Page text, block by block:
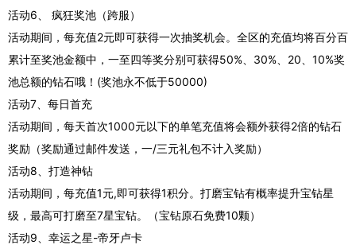
活动6、 疯狂奖池（跨服）
活动期间，每充值2元即可获得一次抽奖机会。全区的充值均将百分百
累计至奖池金额中，一至四等奖分别可获得50%、30%、20、10%奖
池总额的钻石哦！(奖池永不低于50000)
活动7、每日首充
活动期间，每天首次1000元以下的单笔充值将会额外获得2倍的钻石
奖励（奖励通过邮件发送，一/三元礼包不计入奖励）
活动8、打造神钻
活动期间，每充值1元,即可获得1积分。打磨宝钻有概率提升宝钻星
级，最高可打磨至7星宝钻。（宝钻原石免费10颗）
活动9、幸运之星-帝牙卢卡